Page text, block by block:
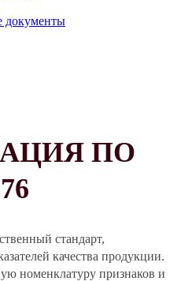
документы
ПО
стандарт,
качества продукции.
номенклатуру признаков и